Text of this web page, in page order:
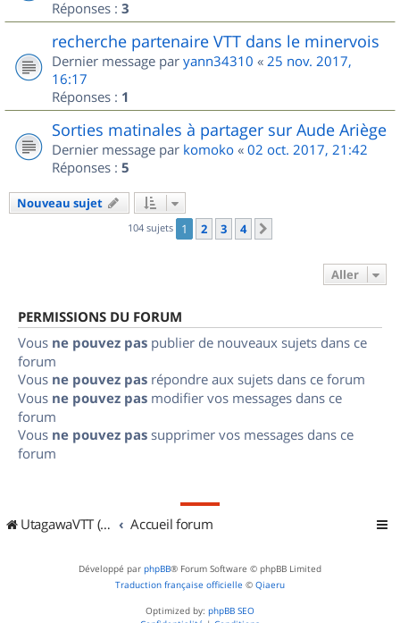
Réponses : 3
recherche partenaire VTT dans le minervois
Dernier message par yann34310 « 25 nov. 2017,
16:17
Réponses : 1
Sorties matinales à partager sur Aude Ariège
Dernier message par komoko « 02 oct. 2017, 21:42
Réponses : 5
Nouveau sujet
104 sujets 1 2 3 4
Aller
PERMISSIONS DU FORUM
Vous ne pouvez pas publier de nouveaux sujets dans ce
forum
Vous ne pouvez pas répondre aux sujets dans ce forum
Vous ne pouvez pas modifier vos messages dans ce
forum
Vous ne pouvez pas supprimer vos messages dans ce
forum
UtagawaVTT (Randos VTT et VTTAE avec traces GPS) Accueil forum
Développé par phpBB® Forum Software © phpBB Limited
Traduction française officielle © Qiaeru
Optimized by: phpBB SEO